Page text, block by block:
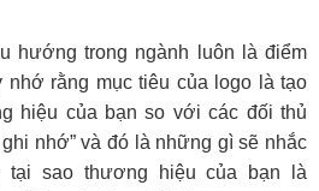
hướng trong ngành luôn là điểm
nhớ rằng mục tiêu của logo là tạo
hiệu của bạn so với các đối thủ
nhớ” và đó là những gì sẽ nhắc
tại sao thương hiệu của bạn là